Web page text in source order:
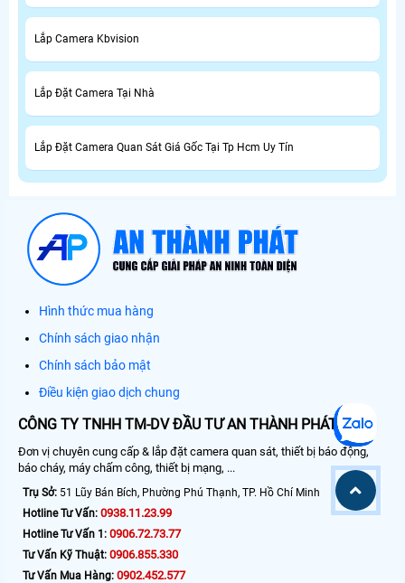
Lắp Camera Kbvision
Lắp Đặt Camera Tại Nhà
Lắp Đặt Camera Quan Sát Giá Gốc Tại Tp Hcm Uy Tín
Hình thức mua hàng
Chính sách giao nhận
Chính sách bảo mật
Điều kiện giao dịch chung
CÔNG TY TNHH TM-DV ĐẦU TƯ AN THÀNH PHÁT
Đơn vị chuyên cung cấp & lắp đặt camera quan sát, thiết bị báo động,
báo cháy, máy chấm công, thiết bị mạng, ...
Trụ Sở: 51 Lũy Bán Bích, Phường Phú Thạnh, TP. Hồ Chí Minh
Hotline Tư Vấn: 0938.11.23.99
Hotline Tư Vấn 1: 0906.72.73.77
Tư Vấn Kỹ Thuật: 0906.855.330
Tư Vấn Mua Hàng: 0902.452.577